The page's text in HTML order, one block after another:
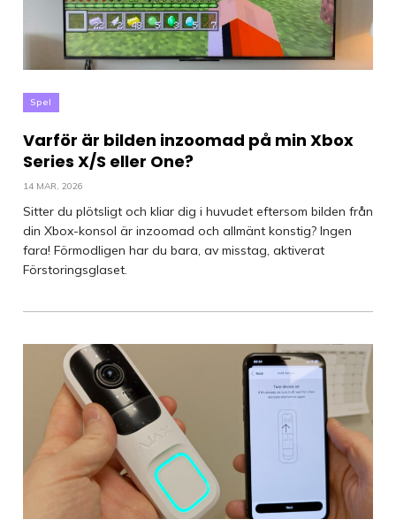
Spel
Varför är bilden inzoomad på min Xbox
Series X/S eller One?
14 MAR, 2026
Sitter du plötsligt och kliar dig i huvudet eftersom bilden från
din Xbox-konsol är inzoomad och allmänt konstig? Ingen
fara! Förmodligen har du bara, av misstag, aktiverat
Förstoringsglaset.